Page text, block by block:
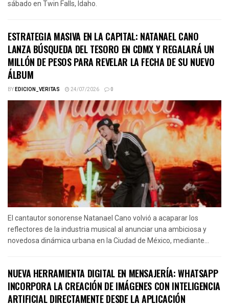
sábado en Twin Falls, Idaho.
ESTRATEGIA MASIVA EN LA CAPITAL: NATANAEL CANO
LANZA BÚSQUEDA DEL TESORO EN CDMX Y REGALARÁ UN
MILLÓN DE PESOS PARA REVELAR LA FECHA DE SU NUEVO
ÁLBUM
BYEDICION_VERITAS 24/07/2026 0
El cantautor sonorense Natanael Cano volvió a acaparar los
reflectores de la industria musical al anunciar una ambiciosa y
novedosa dinámica urbana en la Ciudad de México, mediante...
NUEVA HERRAMIENTA DIGITAL EN MENSAJERÍA: WHATSAPP
INCORPORA LA CREACIÓN DE IMÁGENES CON INTELIGENCIA
ARTIFICIAL DIRECTAMENTE DESDE LA APLICACIÓN